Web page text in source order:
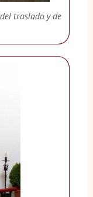
traslado y de